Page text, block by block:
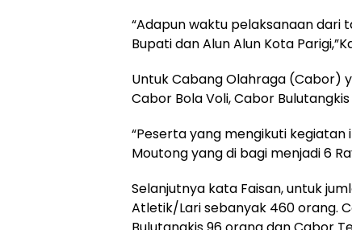
“Adapun waktu pelaksanaan
Bupati dan Alun Alun Kota
Untuk Cabang Olahraga (Cabor)
Cabor Bola Voli, Cabor
“Peserta yang mengikuti
Moutong yang di bagi menjadi 6
Selanjutnya kata Faisan, untuk
Atletik/Lari sebanyak 460 orang.